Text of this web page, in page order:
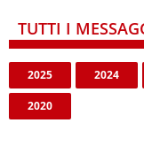
TUTTI I
2025 2024
2020